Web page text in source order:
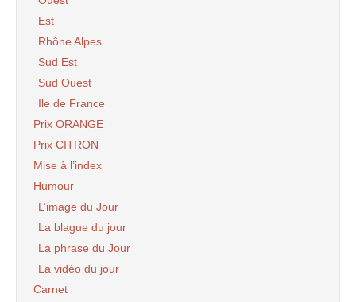
Est
Rhône Alpes
Sud Est
Sud Ouest
Ile de France
Prix ORANGE
Prix CITRON
Mise à l’index
Humour
L’image du Jour
La blague du jour
La phrase du Jour
La vidéo du jour
Carnet